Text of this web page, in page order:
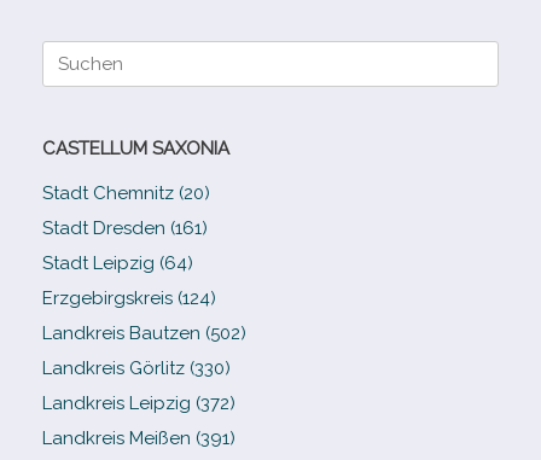
Suche
CASTELLUM SAXONIA
Stadt Chemnitz (20)
Stadt Dresden (161)
Stadt Leipzig (64)
Erzgebirgskreis (124)
Landkreis Bautzen (502)
Landkreis Görlitz (330)
Landkreis Leipzig (372)
Landkreis Meißen (391)